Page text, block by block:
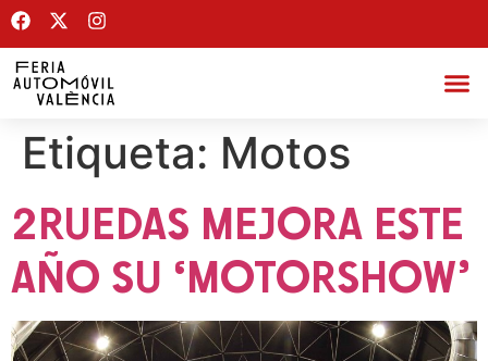
Etiqueta: Motos
2RUEDAS MEJORA ESTE
AÑO SU ‘MOTORSHOW’